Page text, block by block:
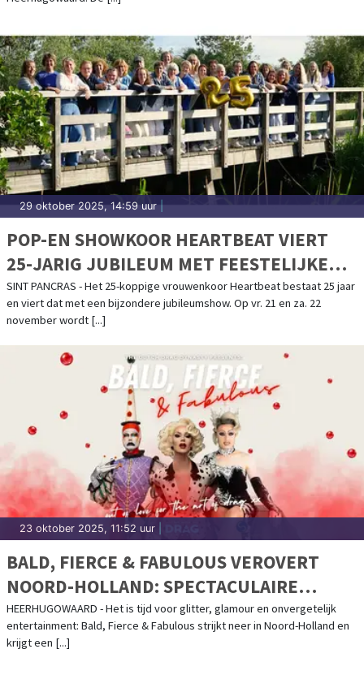
29 oktober 2025, 14:59 uur|
POP-EN SHOWKOOR HEARTBEAT VIERT
25-JARIG JUBILEUM MET FEESTELIJKE
SHOW “MELODIES & MEMORIES”
SINT PANCRAS - Het 25-koppige vrouwenkoor Heartbeat bestaat 25 jaar
en viert dat met een bijzondere jubileumshow. Op vr. 21 en za. 22
november wordt [...]
23 oktober 2025, 11:52 uur
BALD, FIERCE & FABULOUS VEROVERT
NOORD-HOLLAND: SPECTACULAIRE
DRAGSHOW KRIJGT VAST THUIS IN FG
LIVE
HEERHUGOWAARD - Het is tijd voor glitter, glamour en onvergetelijk
entertainment: Bald, Fierce & Fabulous strijkt neer in Noord-Holland en
krijgt een [...]